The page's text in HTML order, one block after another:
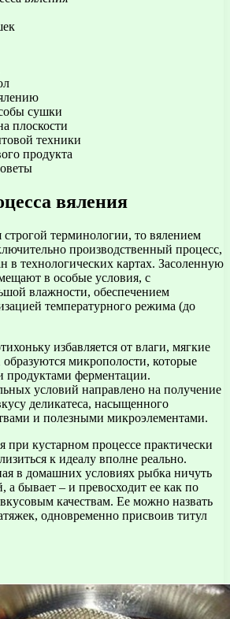
сушки
плоскости
техники
продукта
вяления
терминологии, то вялением
производственный процесс,
в технологических картах. Засоленную
в особые условия, с
влажности, обеспечением
температурного режима (до
избавляется от влаги, мягкие
образуются микрополости, которые
продуктами ферментации.
условий направлено на получение
деликатеса, насыщенного
и полезными микроэлементами.
при кустарном процессе практически
к идеалу вполне реально.
в домашних условиях рыбка ничуть
а бывает – и превосходит ее как по
качествам. Ее можно назвать
одновременно присвоив титул